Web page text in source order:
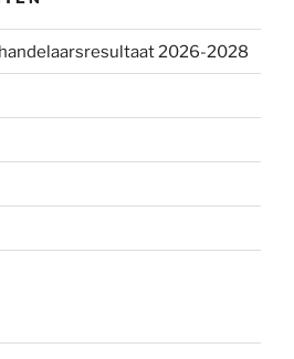
2026-2028